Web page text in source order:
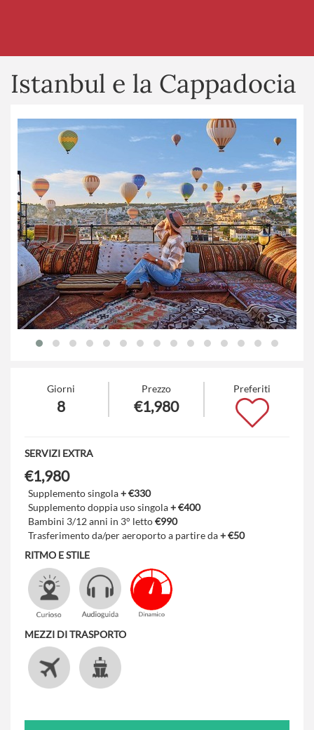
Istanbul e la Cappadocia
Giorni
8
Prezzo
€1,980
Preferiti
SERVIZI EXTRA
€1,980
Supplemento singola+ €330
Supplemento doppia uso singola+ €400
Bambini 3/12 anni in 3° letto€990
Trasferimento da/per aeroporto a partire da+ €50
RITMO E STILE
MEZZI DI TRASPORTO